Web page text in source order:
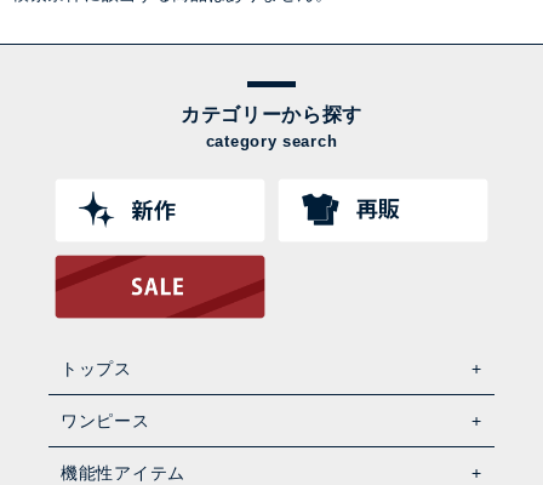
カテゴリーから探す
category search
トップス
ワンピース
機能性アイテム